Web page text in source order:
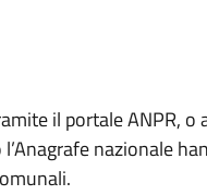
il portale ANPR, o
nazionale